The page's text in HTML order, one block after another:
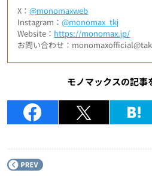
X：@monomaxweb
Instagram：@monomax_tkj
Website： https://monomax.jp/
お問い合わせ：
モノマックスの記事